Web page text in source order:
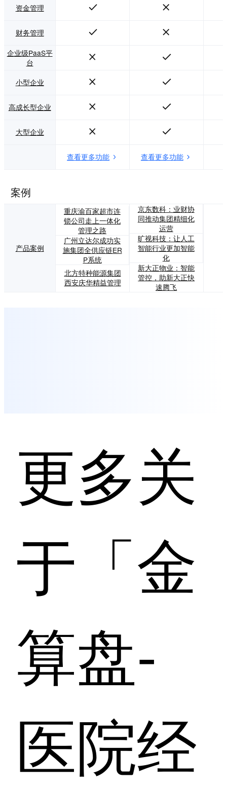
资金管理
财务管理
企业级PaaS平
台
小型企业
高成长型企业
大型企业
查看更多功能 查看更多功能
案例
产品案例
重庆渝百家超市连
锁公司走上一体化
管理之路
广州立达尔成功实
施集团全供应链ER
P系统
北方特种能源集团
西安庆华精益管理
京东数科：业财协
同推动集团精细化
运营
旷视科技：让人工
智能行业更加智能
化
新大正物业：智能
管控，助新大正快
速腾飞
更多关
于「金
算盘-
医院经